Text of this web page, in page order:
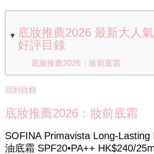
底妝推薦2026 最新大人
好評目錄
底妝推薦2026：妝前底霜
回到目錄
底妝推薦2026：妝前底霜
SOFINA Primavista Long-Lasting
油底霜 SPF20•PA++ HK$240/